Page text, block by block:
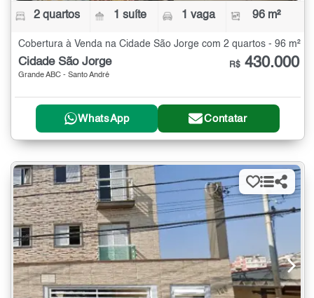
2 quartos 1 suíte 1 vaga 96 m²
Cobertura à Venda na Cidade São Jorge com 2 quartos - 96 m²
Cidade São Jorge
Grande ABC - Santo André
R$ 430.000
WhatsApp Contatar